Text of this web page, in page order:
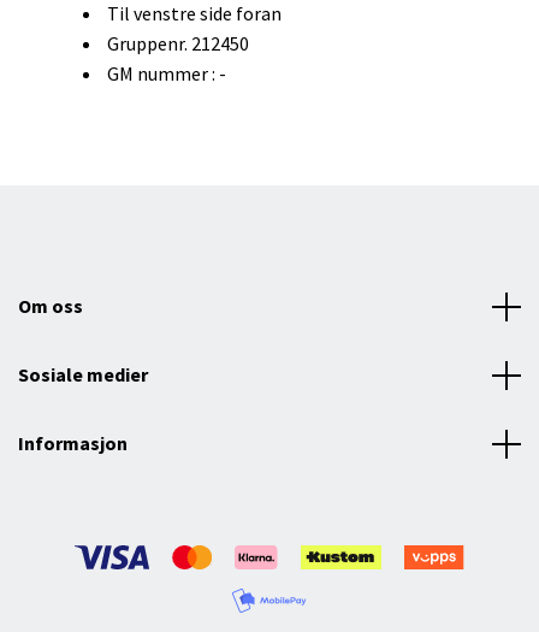
Til venstre side foran
Gruppenr. 212450
GM nummer : -
Om oss
Sosiale medier
Informasjon